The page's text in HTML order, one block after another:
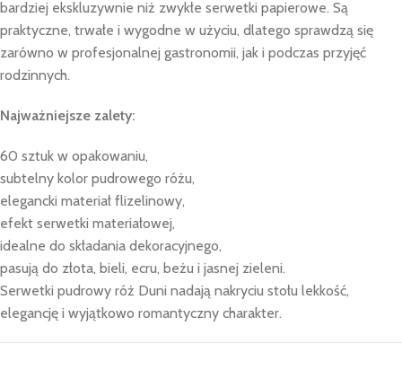
bardziej ekskluzywnie niż zwykłe serwetki papierowe. Są
praktyczne, trwałe i wygodne w użyciu, dlatego sprawdzą się
zarówno w profesjonalnej gastronomii, jak i podczas przyjęć
rodzinnych.
Najważniejsze zalety:
60 sztuk w opakowaniu,
subtelny kolor pudrowego różu,
elegancki materiał flizelinowy,
efekt serwetki materiałowej,
idealne do składania dekoracyjnego,
pasują do złota, bieli, ecru, beżu i jasnej zieleni.
Serwetki pudrowy róż Duni nadają nakryciu stołu lekkość,
elegancję i wyjątkowo romantyczny charakter.